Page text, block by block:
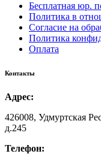
Бесплатная юр.
Политика в
Согласие на
Политика
Оплата
Контакты
Адрес:
426008, Удмуртская
д.245
Телефон: